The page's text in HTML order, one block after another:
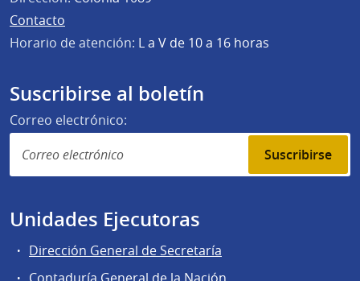
Contacto
Horario de atención: L a V de 10 a 16 horas
Suscribirse al boletín
Correo electrónico:
Suscribirse
Unidades Ejecutoras
Dirección General de Secretaría